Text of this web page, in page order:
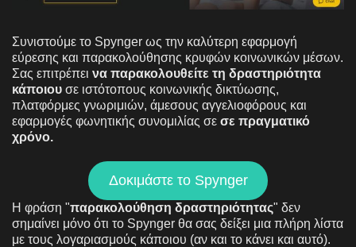
Συνιστούμε το Spynger ως την καλύτερη εφαρμογή
εύρεσης και παρακολούθησης κρυφών κοινωνικών μέσων.
Σας επιτρέπει να παρακολουθείτε τη δραστηριότητα
κάποιου σε ιστότοπους κοινωνικής δικτύωσης,
πλατφόρμες γνωριμιών, άμεσους αγγελιοφόρους και
εφαρμογές φωνητικής συνομιλίας σε σε πραγματικό
χρόνο.
Δοκιμάστε το Spynger
Η φράση "παρακολούθηση δραστηριότητας" δεν
σημαίνει μόνο ότι το Spynger θα σας δείξει μια πλήρη λίστα
με τους λογαριασμούς κάποιου (αν και το κάνει και αυτό).